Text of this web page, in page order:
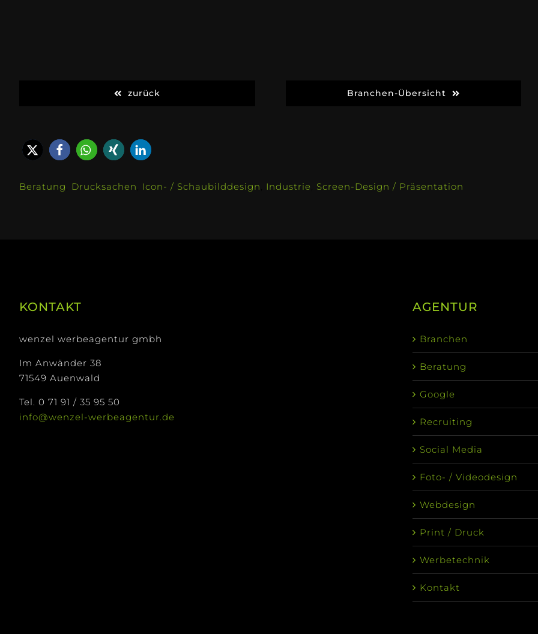
zurück Branchen-Übersicht
Beratung Drucksachen Icon- / Schaubilddesign Industrie Screen-Design / Präsentation
KONTAKT
wenzel werbeagentur gmbh
Im Anwänder 38
71549 Auenwald
Tel. 0 71 91 / 35 95 50
info@wenzel-werbeagentur.de
AGENTUR
Branchen
Beratung
Google
Recruiting
Social Media
Foto- / Videodesign
Webdesign
Print / Druck
Werbetechnik
Kontakt